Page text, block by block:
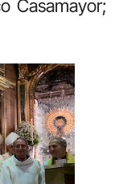
Casamayor;